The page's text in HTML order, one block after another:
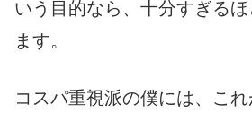
いう目的なら、十分すぎる
ます。
コスパ重視派の僕には、こ